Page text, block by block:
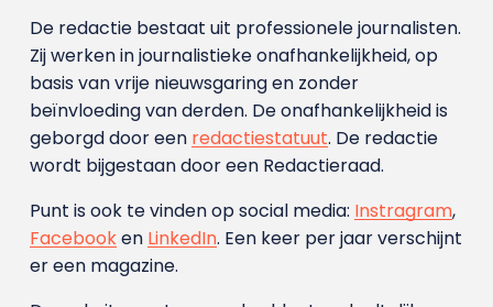
De redactie bestaat uit professionele journalisten.
Zij werken in journalistieke onafhankelijkheid, op
basis van vrije nieuwsgaring en zonder
beïnvloeding van derden. De onafhankelijkheid is
geborgd door een redactiestatuut. De redactie
wordt bijgestaan door een Redactieraad.
Punt is ook te vinden op social media: Instragram,
Facebooken LinkedIn. Een keer per jaar verschijnt
er een magazine.